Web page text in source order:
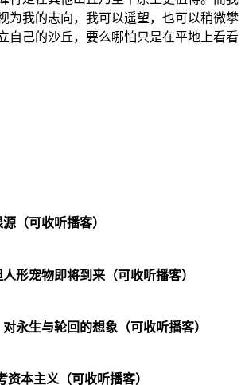
为我的志向，我可以遥望，也可以稍微攀
自己的沙丘，要么哪怕只是在平地上看看
源 （可收听播客）
形宠物即将到来 （可收听播客）
永生与轮回的想象 （可收听播客）
资本主义 （可收听播客）